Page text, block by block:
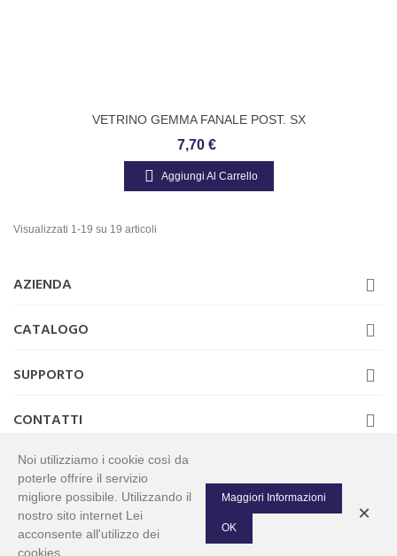
VETRINO GEMMA FANALE POST. SX
PIAGGIO APE MP 155535
7,70 €
Aggiungi Al Carrello
Visualizzati 1-19 su 19 articoli
AZIENDA
CATALOGO
SUPPORTO
CONTATTI
Tutti i diritti riservati www.abricambiturnover.com. Negozio online ricambi
auto. P.IVA 09446741218
Noi utilizziamo i cookie così da
poterle offrire il servizio
migliore possibile. Utilizzando il
nostro sito internet Lei
acconsente all'utilizzo dei
cookies.
Maggiori Informazioni
OK
×